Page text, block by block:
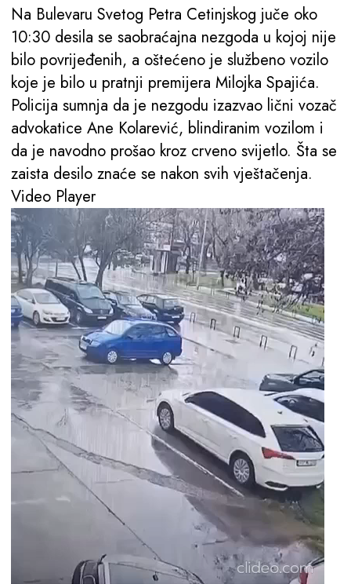
Na Bulevaru Svetog Petra Cetinjskog juče oko
10:30 desila se saobraćajna nezgoda u kojoj nije
bilo povrijeđenih, a oštećeno je službeno vozilo
koje je bilo u pratnji premijera Milojka Spajića.
Policija sumnja da je nezgodu izazvao lični vozač
advokatice Ane Kolarević, blindiranim vozilom i
da je navodno prošao kroz crveno svijetlo. Šta se
zaista desilo znaće se nakon svih vještačenja.
Video Player